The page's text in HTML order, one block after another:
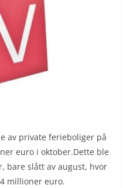
av private ferieboliger på
euro i oktober.Dette ble
bare slått av august, hvor
millioner euro.